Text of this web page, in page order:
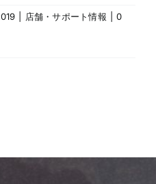
店舗・サポート情報
0